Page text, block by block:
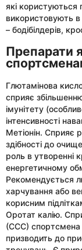
які
використовують
– бодібілдерів,
Препарати
Глютамінова
сприяє
імунітету
інтенсивності
Метіонін. Сприяє
здібності до
роль в утворенні
енергетичному
Рекомендується
харчування або
корисним
Оротат калію.
(ССС) спортсмена
призводить до